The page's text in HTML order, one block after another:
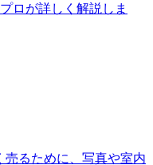
ロが詳しく解説しま
るために、写真や室内